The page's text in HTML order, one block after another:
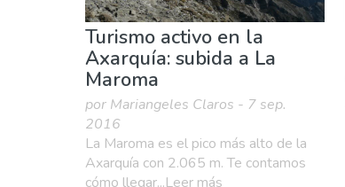
Turismo activo en la
Axarquía: subida a La
Maroma
por Mariangeles Claros - 7 sep.
2016
La Maroma es el pico más alto de la
Axarquía con 2.065 m. Te contamos
cómo llegar...Leer más